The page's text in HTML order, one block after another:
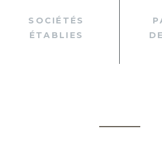
SOCIÉTÉS
ÉTABLIES